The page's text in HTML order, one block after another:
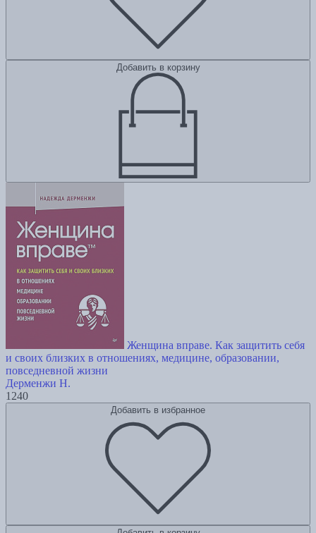
Добавить в корзину
Женщина вправе. Как защитить себя
и своих близких в отношениях, медицине, образовании,
повседневной жизни
Дерменжи Н.
1240
Добавить в избранное